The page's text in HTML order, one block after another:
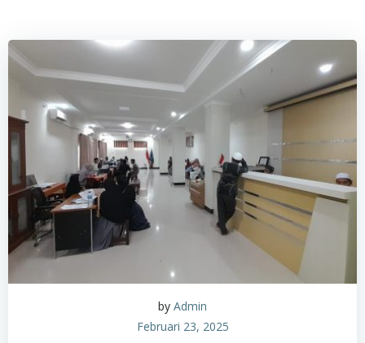
by Admin
Februari 23, 2025